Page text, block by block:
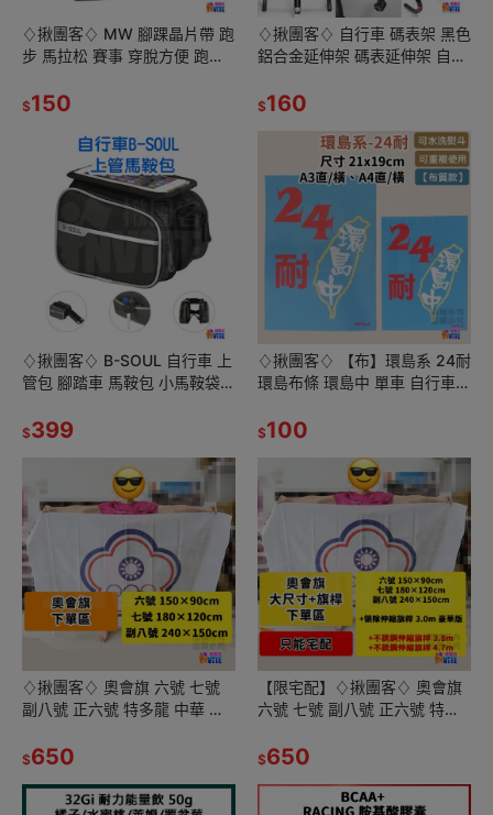
♢揪團客♢ MW 腳踝晶片帶 跑
步 馬拉松 賽事 穿脫方便 跑步
$150
♢揪團客♢ 自行車 碼表架 黑色
鋁合金延伸架 碼表延伸架 自行
座
$160
♢揪團客♢ B-SOUL 自行車 上
管包 腳踏車 馬鞍包 小馬鞍袋
手機袋 上桿包
$399
♢揪團客♢ 【布】環島系 24耐
環島布條 環島中 單車 自行車
$100
♢揪團客♢ 奧會旗 六號 七號
副八號 正六號 特多龍 中華 奧
$650
【限宅配】♢揪團客♢ 奧會旗
六號 七號 副八號 正六號 特多
$650